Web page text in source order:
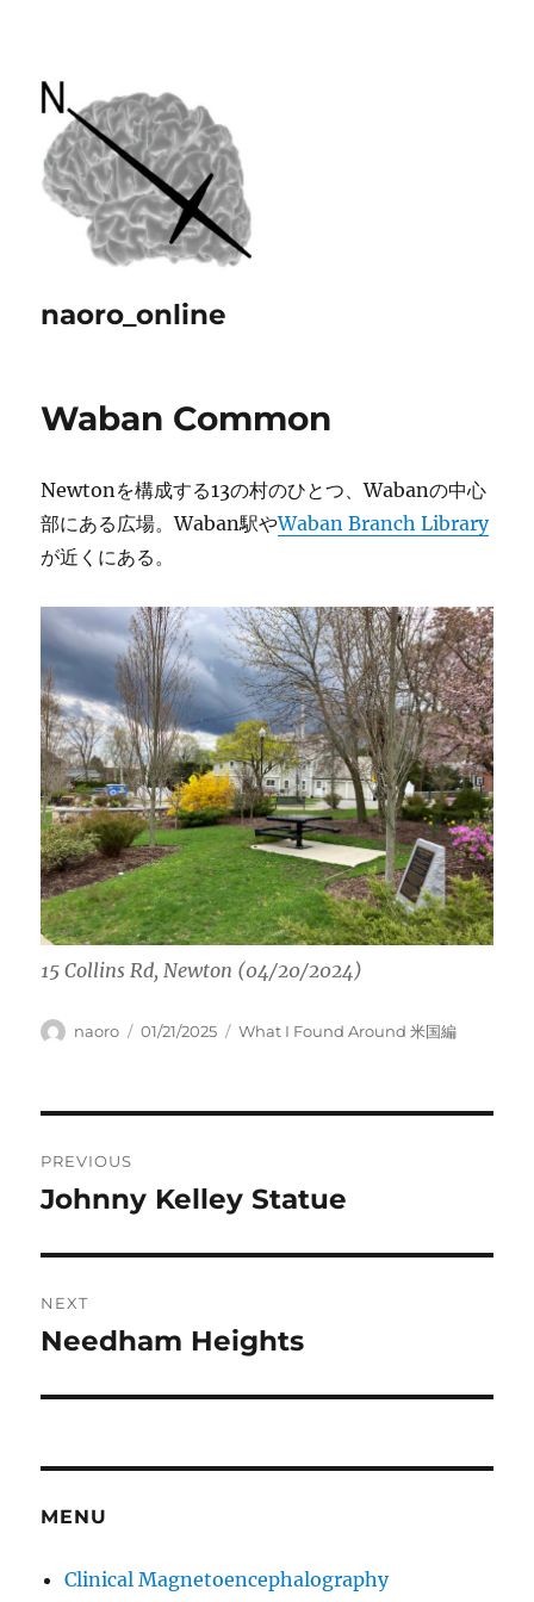
naoro_online
Waban Common
Newtonを構成する13の村のひとつ、Wabanの中心
部にある広場。Waban駅やWaban Branch Library
が近くにある。
15 Collins Rd, Newton (04/20/2024)
Author
naoro
Posted
01/21/2025 Categories
What I Found Around 米国編
navigation
PREVIOUS
Previous
Johnny Kelley Statue
NEXT
Next
Needham Heights
MENU
Clinical Magnetoencephalography